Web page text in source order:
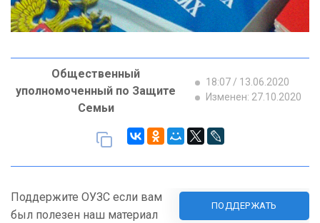
Общественный
уполномоченный по Защите
Семьи
18:07 / 13.06.2020
Изменен: 27.10.2020
Поддержите ОУЗС если вам
был полезен наш материал
ПОДДЕРЖАТЬ